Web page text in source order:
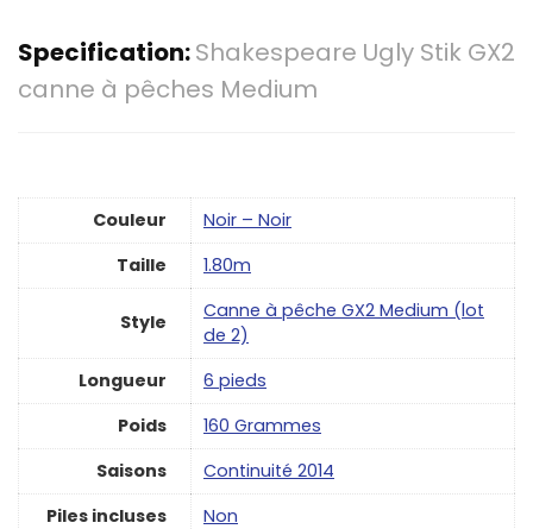
Specification:Shakespeare Ugly Stik GX2
canne à pêches Medium
Couleur
‎Noir – Noir
Taille
‎1.80m
Style
‎Canne à pêche GX2 Medium (lot
de 2)
Longueur
‎6 pieds
Poids
‎160 Grammes
Saisons
‎Continuité 2014
Piles incluses
‎Non